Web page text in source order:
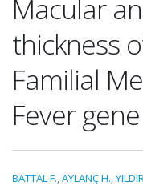
Macular
thickness
Familial
Fever
BATTAL F.,AYLANÇ H.,